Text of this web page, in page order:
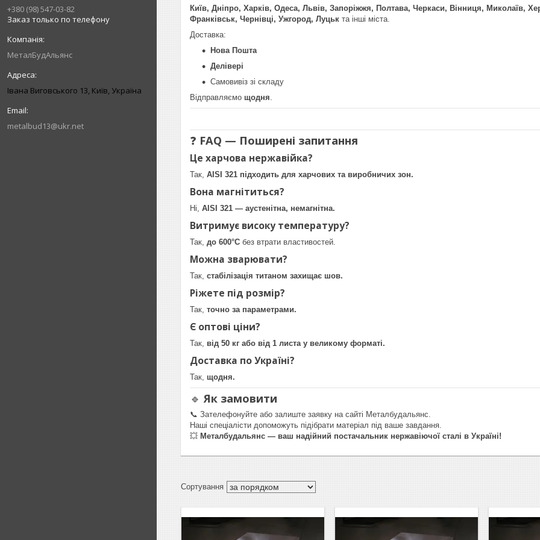
+380 (98) 547-03-82
Заказ только по телефону
МеталБудАльянс
Івана Виговського 13, Київ, Україна
metalbud13@ukr.net
Київ, Дніпро, Харків, Одеса, Львів, Запоріжжя, Полтава, Черкаси, Вінниця, Миколаїв,
Франківськ, Чернівці, Ужгород, Луцьк та інші міста.
Доставка:
Нова Пошта
Делівері
Самовивіз зі складу
Відправляємо щодня.
❓ FAQ — Поширені запитання
Це харчова нержавійка?
Так, AISI 321 підходить для харчових та виробничих зон.
Вона магнітиться?
Ні, AISI 321 — аустенітна, немагнітна.
Витримує високу температуру?
Так, до 600°C без втрати властивостей.
Можна зварювати?
Так, стабілізація титаном захищає шов.
Ріжете під розмір?
Так, точно за параметрами.
Є оптові ціни?
Так, від 50 кг або від 1 листа у великому форматі.
Доставка по Україні?
Так, щодня.
🔹Як замовити
📞 Зателефонуйте або залиште заявку на сайті Металбудальянс.
Наші спеціалісти допоможуть підібрати матеріал під ваше завдання.
💥 Металбудальянс — ваш надійний постачальник нержавіючої сталі в Україні!